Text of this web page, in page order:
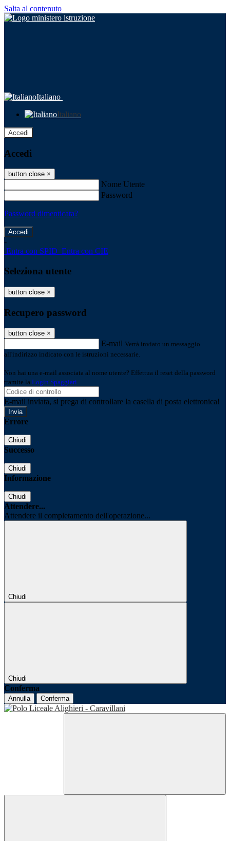
Salta al contenuto
Italiano
Italiano
Accedi
Accedi
button close ×
Nome Utente
Password
Password dimenticata?
-
Entra con SPID Entra con CIE
Seleziona utente
button close ×
Recupero password
button close ×
E-mail Verrà inviato un messaggio
all'indirizzo indicato con le istruzioni necessarie.
Non hai una e-mail associata al nome utente? Effettua il reset della password
tramite la Login Spaggiari
E-mail inviata, si prega di controllare la casella di posta elettronica!
Errore
Chiudi
Successo
Chiudi
Informazione
Chiudi
Attendere...
Attendere il completamento dell'operazione...
Chiudi
Chiudi
Conferma
Annulla Conferma